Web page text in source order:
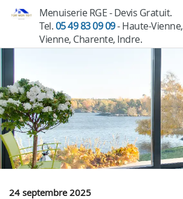
Menuiserie RGE - Devis Gratuit.
Tel.05 49 83 09 09- Haute-Vienne,
Vienne, Charente, Indre.
24 septembre 2025